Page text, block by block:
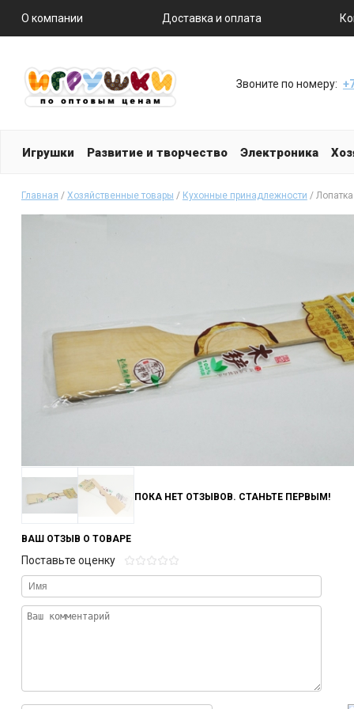
О компании Доставка и оплата
Звоните по номеру:
Игрушки Развитие и творчество Электроника
Главная / Хозяйственные товары / Кухонные принадлежности /
ПОКА НЕТ ОТЗЫВОВ. СТАНЬТЕ ПЕРВЫМ!
ВАШ ОТЗЫВ О ТОВАРЕ
Поставьте оценку